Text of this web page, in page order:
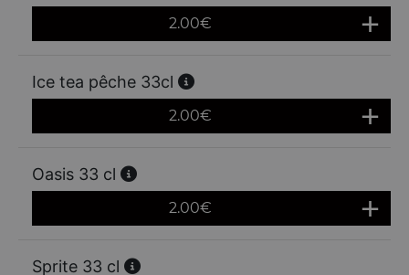
2.00€
Ice tea pêche 33cl
2.00€
Oasis 33 cl
2.00€
Sprite 33 cl